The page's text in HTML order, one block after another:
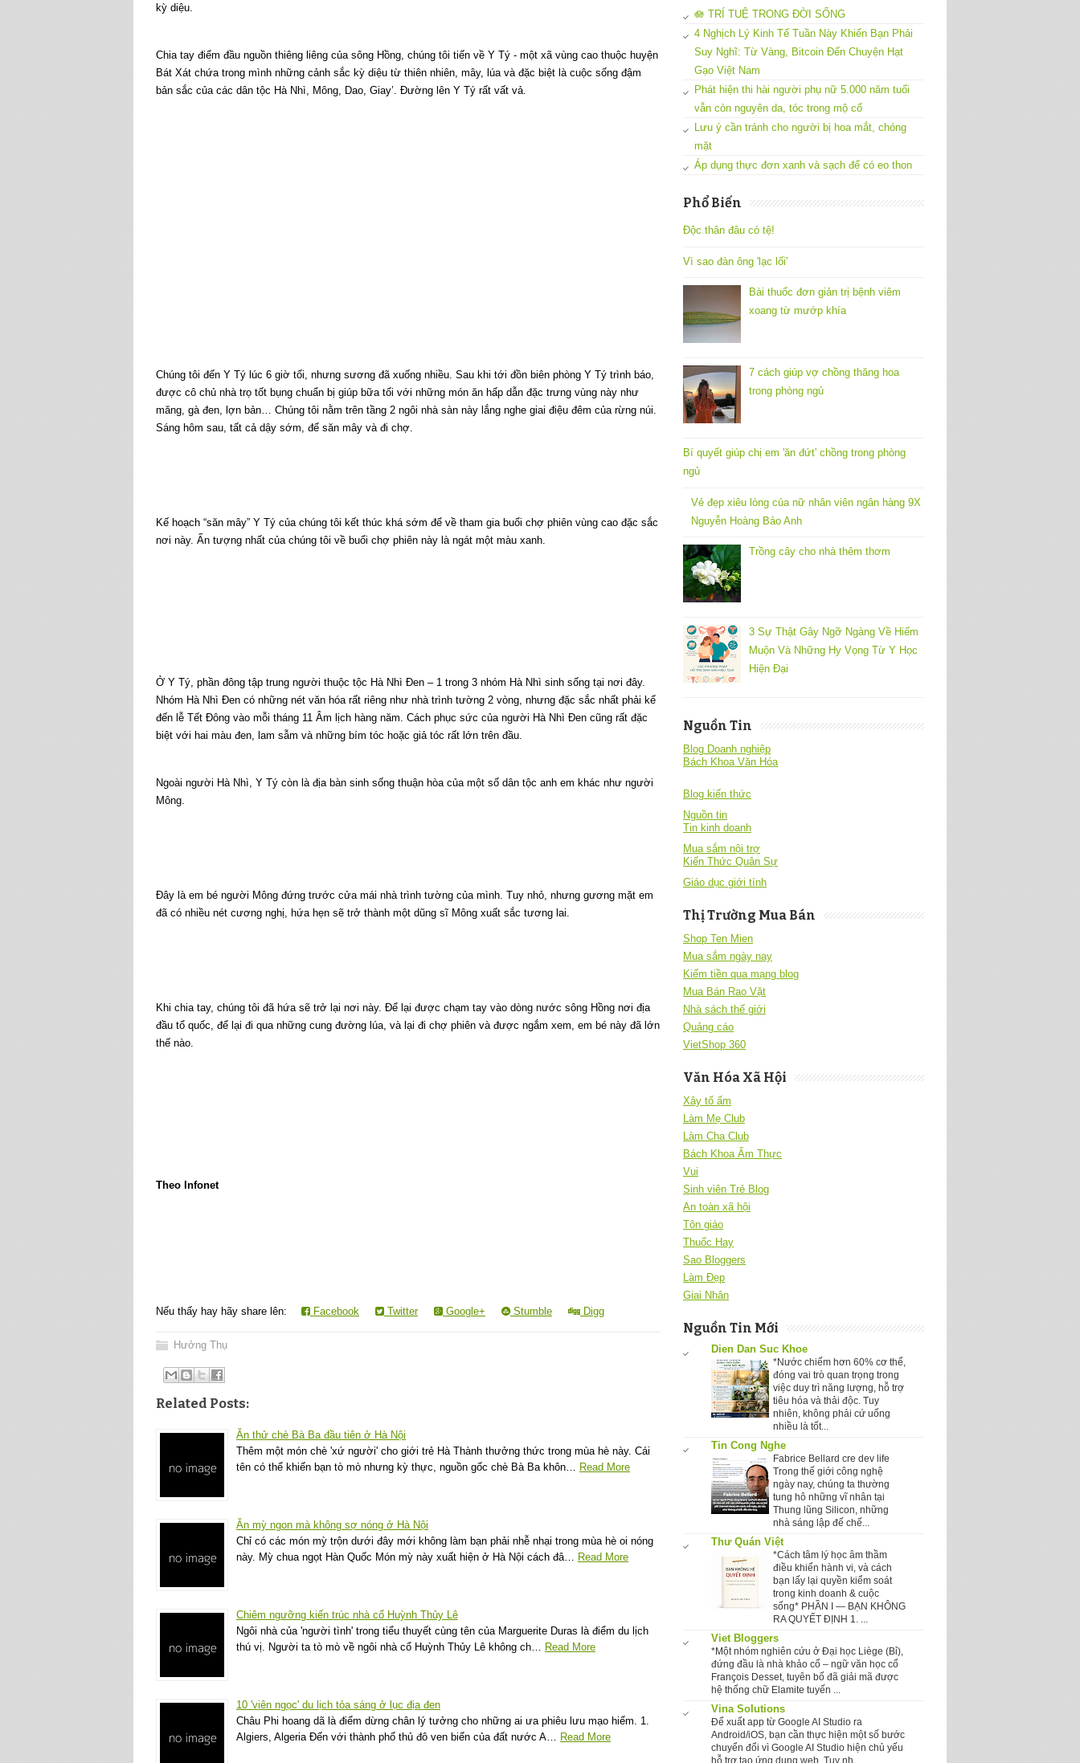
kỳ diệu.
Chia tay điểm đầu nguồn thiêng liêng của sông Hồng, chúng tôi tiến về Y Tý - một xã vùng cao thuộc huyện
Bát Xát chứa trong mình những cảnh sắc kỳ diệu từ thiên nhiên, mây, lúa và đặc biệt là cuộc sống đậm
bản sắc của các dân tộc Hà Nhì, Mông, Dao, Giay’. Đường lên Y Tý rất vất vả.
Chúng tôi đến Y Tý lúc 6 giờ tối, nhưng sương đã xuống nhiều. Sau khi tới đồn biên phòng Y Tý trình báo,
được cô chủ nhà trọ tốt bụng chuẩn bị giúp bữa tối với những món ăn hấp dẫn đặc trưng vùng này như
măng, gà đen, lợn bản… Chúng tôi nằm trên tầng 2 ngôi nhà sàn này lắng nghe giai điệu đêm của rừng núi.
Sáng hôm sau, tất cả dậy sớm, để săn mây và đi chợ.
Kế hoạch “săn mây” Y Tý của chúng tôi kết thúc khá sớm để về tham gia buổi chợ phiên vùng cao đặc sắc
nơi này. Ấn tượng nhất của chúng tôi về buổi chợ phiên này là ngát một màu xanh.
Ở Y Tý, phần đông tập trung người thuộc tộc Hà Nhì Đen – 1 trong 3 nhóm Hà Nhì sinh sống tại nơi đây.
Nhóm Hà Nhì Đen có những nét văn hóa rất riêng như nhà trình tường 2 vòng, nhưng đặc sắc nhất phải kể
đến lễ Tết Đông vào mỗi tháng 11 Âm lịch hàng năm. Cách phục sức của người Hà Nhì Đen cũng rất đặc
biệt với hai màu đen, lam sẫm và những bím tóc hoặc giả tóc rất lớn trên đầu.
Ngoài người Hà Nhì, Y Tý còn là địa bàn sinh sống thuận hòa của một số dân tộc anh em khác như người
Mông.
Đây là em bé người Mông đứng trước cửa mái nhà trình tường của mình. Tuy nhỏ, nhưng gương mặt em
đã có nhiều nét cương nghị, hứa hẹn sẽ trở thành một dũng sĩ Mông xuất sắc tương lai.
Khi chia tay, chúng tôi đã hứa sẽ trở lại nơi này. Để lại được chạm tay vào dòng nước sông Hồng nơi địa
đầu tổ quốc, để lại đi qua những cung đường lúa, và lại đi chợ phiên và được ngắm xem, em bé này đã lớn
thế nào.
Theo Infonet
Nếu thấy hay hãy share lên: Facebook Twitter Google+ Stumble Digg
Hưởng Thụ
Related Posts:
Ăn thử chè Bà Ba đầu tiên ở Hà Nội
Thêm một món chè 'xứ người' cho giới trẻ Hà Thành thưởng thức trong mùa hè này. Cái
tên có thể khiến bạn tò mò nhưng kỳ thực, nguồn gốc chè Bà Ba khôn…
Read More
Ăn mỳ ngon mà không sợ nóng ở Hà Nội
Chỉ có các món mỳ trộn dưới đây mới không làm bạn phải nhễ nhại trong mùa hè oi nóng
này. Mỳ chua ngọt Hàn Quốc Món mỳ này xuất hiện ở Hà Nội cách đâ…
Read More
Chiêm ngưỡng kiến trúc nhà cổ Huỳnh Thủy Lê
Ngôi nhà của 'người tình' trong tiểu thuyết cùng tên của Marguerite Duras là điểm du lịch
thú vị. Người ta tò mò về ngôi nhà cổ Huỳnh Thủy Lê không ch…
Read More
10 'viên ngọc' du lịch tỏa sáng ở lục địa đen
Châu Phi hoang dã là điểm dừng chân lý tưởng cho những ai ưa phiêu lưu mạo hiểm. 1.
Algiers, Algeria Đến với thành phố thủ đô ven biển của đất nước A…
Read More
🪷 TRÍ TUỆ TRONG ĐỜI SỐNG
4 Nghịch Lý Kinh Tế Tuần Này Khiến Bạn Phải
Suy Nghĩ: Từ Vàng, Bitcoin Đến Chuyện Hạt
Gạo Việt Nam
Phát hiện thi hài người phụ nữ 5.000 năm tuổi
vẫn còn nguyên da, tóc trong mộ cổ
Lưu ý cần tránh cho người bị hoa mắt, chóng
mặt
Áp dụng thực đơn xanh và sạch để có eo thon
Phổ Biến
Độc thân đâu có tệ!
Vì sao đàn ông 'lạc lối'
Bài thuốc đơn giản trị bệnh viêm
xoang từ mướp khía
7 cách giúp vợ chồng thăng hoa
trong phòng ngủ
Bí quyết giúp chị em 'ăn đứt' chồng trong phòng
ngủ
Vẻ đẹp xiêu lòng của nữ nhân viên ngân hàng 9X
Nguyễn Hoàng Bảo Anh
Trồng cây cho nhà thêm thơm
3 Sự Thật Gây Ngỡ Ngàng Về Hiếm
Muộn Và Những Hy Vọng Từ Y Học
Hiện Đại
Nguồn Tin
Blog Doanh nghiệp
Bách Khoa Văn Hóa
Blog kiến thức
Nguồn tin
Tin kinh doanh
Mua sắm nội trợ
Kiến Thức Quân Sự
Giáo dục giới tính
Thị Trường Mua Bán
Shop Ten Mien
Mua sắm ngày nay
Kiếm tiền qua mạng blog
Mua Bán Rao Vặt
Nhà sách thế giới
Quảng cáo
VietShop 360
Văn Hóa Xã Hội
Xây tổ ấm
Làm Mẹ Club
Làm Cha Club
Bách Khoa Ẩm Thực
Vui
Sinh viên Trẻ Blog
An toàn xã hội
Tôn giáo
Thuốc Hay
Sao Bloggers
Làm Đẹp
Giai Nhân
Nguồn Tin Mới
Dien Dan Suc Khoe
*Nước chiếm hơn 60% cơ thể,
đóng vai trò quan trọng trong
việc duy trì năng lượng, hỗ trợ
tiêu hóa và thải độc. Tuy
nhiên, không phải cứ uống
nhiều là tốt...
Tin Cong Nghe
Fabrice Bellard cre dev life
Trong thế giới công nghệ
ngày nay, chúng ta thường
tung hô những vĩ nhân tại
Thung lũng Silicon, những
nhà sáng lập đế chế...
Thư Quán Việt
*Cách tâm lý học âm thầm
điều khiển hành vi, và cách
bạn lấy lại quyền kiểm soát
trong kinh doanh & cuộc
sống* PHẦN I — BẠN KHÔNG
RA QUYẾT ĐỊNH 1. ...
Viet Bloggers
*Một nhóm nghiên cứu ở Đại học Liège (Bỉ),
đứng đầu là nhà khảo cổ – ngữ văn học cổ
François Desset, tuyên bố đã giải mã được
hệ thống chữ Elamite tuyến ...
Vina Solutions
Để xuất app từ Google AI Studio ra
Android/iOS, bạn cần thực hiện một số bước
chuyển đổi vì Google AI Studio hiện chủ yếu